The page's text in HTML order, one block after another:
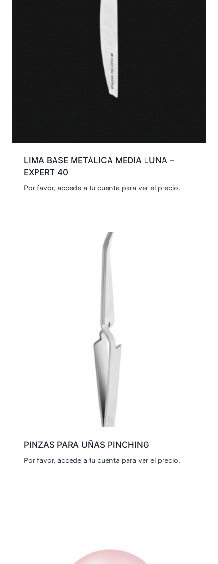
LIMA BASE METÁLICA MEDIA LUNA –
EXPERT 40
Por favor, accede a tu cuenta para ver el precio.
PINZAS PARA UÑAS PINCHING
Por favor, accede a tu cuenta para ver el precio.